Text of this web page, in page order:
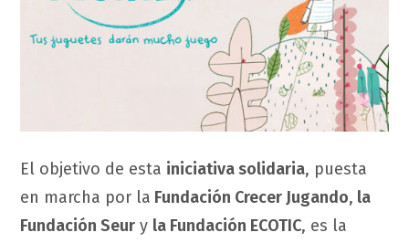
El objetivo de esta iniciativa solidaria, puesta
en marcha por la Fundación Crecer Jugando, la
Fundación Seur y la Fundación ECOTIC, es la